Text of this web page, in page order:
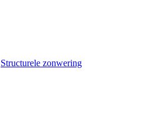
Structurele zonwering